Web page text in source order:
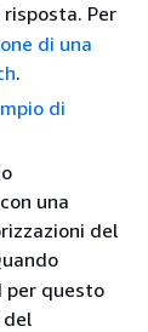
risposta. Per
di una
.
di
una
del
per questo